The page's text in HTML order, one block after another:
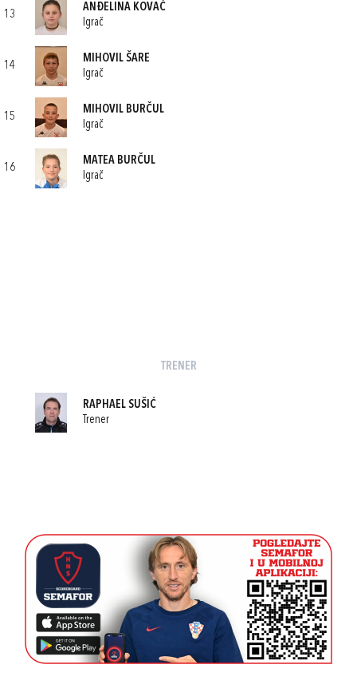
13
ANĐELINA KOVAĆ
Igrač
14
MIHOVIL ŠARE
Igrač
15
MIHOVIL BURČUL
Igrač
16
MATEA BURČUL
Igrač
TRENER
RAPHAEL SUŠIĆ
Trener